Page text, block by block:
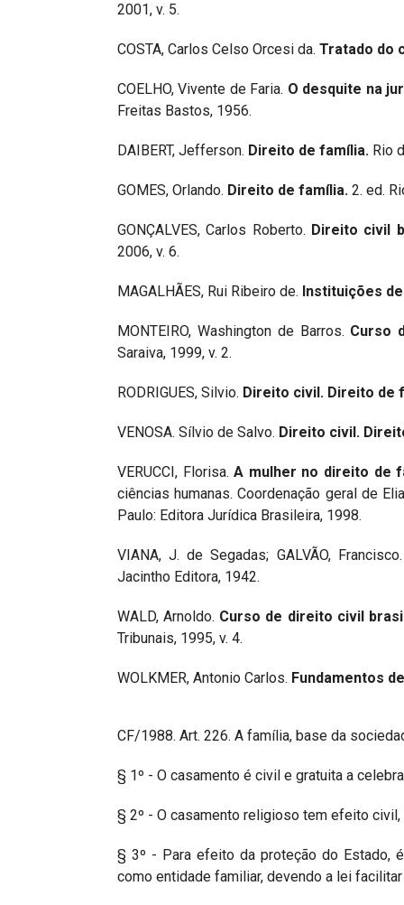
2001, v. 5.
COSTA, Carlos Celso Orcesi da. Tratado do
COELHO, Vivente de Faria. O desquite na
Freitas Bastos, 1956.
DAIBERT, Jefferson. Direito de família. Rio
GOMES, Orlando. Direito de família. 2. ed.
GONÇALVES, Carlos Roberto. Direito civil
2006, v. 6.
MAGALHÃES, Rui Ribeiro de. Instituições
MONTEIRO, Washington de Barros. Curso
Saraiva, 1999, v. 2.
RODRIGUES, Silvio. Direito civil. Direito de
VENOSA. Sílvio de Salvo. Direito civil.
VERUCCI, Florisa.A mulher no direito de
ciências humanas. Coordenação geral de
Paulo: Editora Jurídica Brasileira, 1998.
VIANA, J. de Segadas; GALVÃO,
Jacintho Editora, 1942.
WALD, Arnoldo. Curso de direito civil
Tribunais, 1995, v. 4.
WOLKMER, Antonio Carlos. Fundamentos
CF/1988. Art. 226. A família, base da
§ 1º - O casamento é civil e gratuita a
§ 2º - O casamento religioso tem efeito
§ 3º - Para efeito da proteção do Estado,
como entidade familiar, devendo a lei